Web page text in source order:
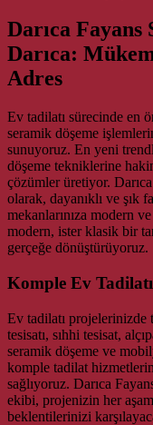
Darıca Fayans
Darıca:
Adres
Ev tadilatı sürecinde en
seramik döşeme
sunuyoruz. En yeni
döşeme tekniklerine
çözümler üretiyor.
olarak, dayanıklı ve şık
mekanlarınıza modern
modern, ister klasik bir
gerçeğe dönüştürüyoruz.
Komple Ev
Ev tadilatı
tesisatı, sıhhi tesisat,
seramik döşeme ve
komple tadilat
sağlıyoruz. Darıca
ekibi, projenizin her
beklentilerinizi